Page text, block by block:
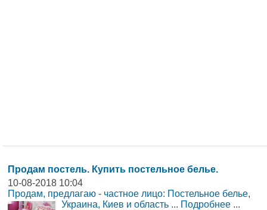
Продам постель. Купить постельное белье.
10-08-2018 10:04
Продам, предлагаю - частное лицо: Постельное белье,
Украина, Киев и область ... Подробнее ...